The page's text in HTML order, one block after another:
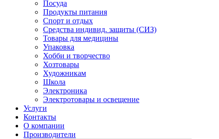
Посуда
Продукты питания
Спорт и отдых
Средства индивид. защиты (СИЗ)
Товары для медицины
Упаковка
Хобби и творчество
Хозтовары
Художникам
Школа
Электроника
Электротовары и освещение
Услуги
Контакты
О компании
Производители